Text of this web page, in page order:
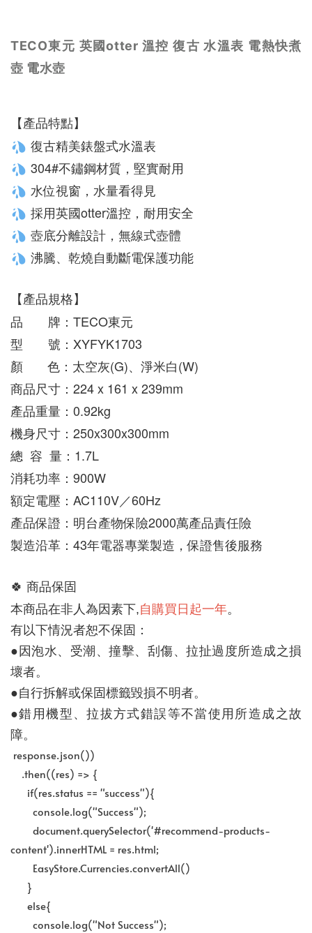
TECO東元 英國otter 溫控 復古 水溫表 電熱快煮
壺 電水壺
【產品特點】
復古精美錶盤式水溫表
304#不鏽鋼材質，堅實耐用
水位視窗，水量看得見
採用英國otter溫控，耐用安全
壺底分離設計，無線式壺體
沸騰、乾燒自動斷電保護功能
【產品規格】
品　　牌：TECO東元
型　　號：XYFYK1703
顏       色：太空灰(G)、淨米白(W)
商品尺寸：224 x 161 x 239mm
產品重量：0.92kg
機身尺寸：250x300x300mm
總  容  量：1.7L
消耗功率：900W
額定電壓：AC110V／60Hz
產品保證：明台產物保險2000萬產品責任險
製造沿革：43年電器專業製造，保證售後服務
🍀 商品保固
本商品在非人為因素下,自購買日起一年。
有以下情況者恕不保固：
●因泡水、受潮、撞擊、刮傷、拉扯過度所造成之損
壞者。
●自行拆解或保固標籤毀損不明者。
●錯用機型、拉拔方式錯誤等不當使用所造成之故
障。
content').innerHTML = res.html;